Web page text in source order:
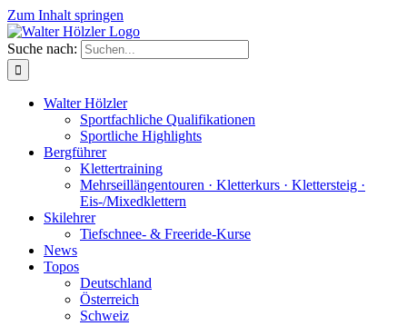
Zum Inhalt springen
Suche nach:
Walter Hölzler
Sportfachliche Qualifikationen
Sportliche Highlights
Bergführer
Klettertraining
Mehrseil­längen­touren · Kletterkurs · Klettersteig ·
Eis-/Mixedklettern
Skilehrer
Tiefschnee- & Freeride-Kurse
News
Topos
Deutschland
Österreich
Schweiz